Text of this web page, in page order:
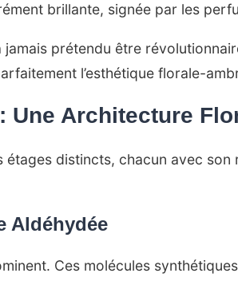
brillante, signée par les
jamais prétendu être
l’esthétique florale-
Une Architecture
distincts, chacun avec son
Aldéhydée
Ces molécules